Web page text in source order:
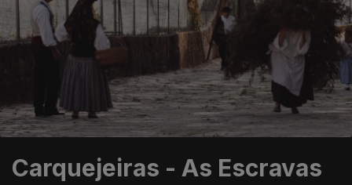
Carquejeiras - As Escravas